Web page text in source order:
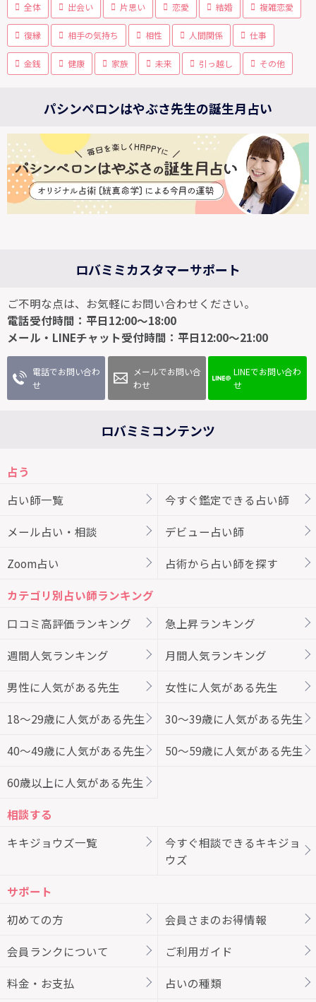
全体 出会い 片思い 恋愛 結婚 複雑恋愛
復縁 相手の気持ち 相性 人間関係 仕事
金銭 健康 家族 未来 引っ越し その他
パシンペロンはやぶさ先生の誕生月占い
ロバミミカスタマーサポート
ご不明な点は、お気軽にお問い合わせください。
電話受付時間：平日12:00～18:00
メール・LINEチャット受付時間：平日12:00～21:00
電話でお問い合わ
せ
メールでお問い合
わせ
LINEでお問い合わ
せ
ロバミミコンテンツ
占う
占い師一覧
今すぐ鑑定できる占い師
メール占い・相談 デビュー占い師
Zoom占い 占術から占い師を探す
カテゴリ別占い師ランキング
口コミ高評価ランキング
急上昇ランキング
週間人気ランキング 月間人気ランキング
男性に人気がある先生 女性に人気がある先生
18～29歳に人気がある先生 30～39歳に人気がある先生
40～49歳に人気がある先生 50～59歳に人気がある先生
60歳以上に人気がある先生
相談する
キキジョウズ一覧
今すぐ相談できるキキジョ
ウズ
サポート
初めての方
会員さまのお得情報
会員ランクについて ご利用ガイド
料金・お支払 占いの種類